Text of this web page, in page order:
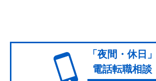
「夜間・休日」
電話転職相談